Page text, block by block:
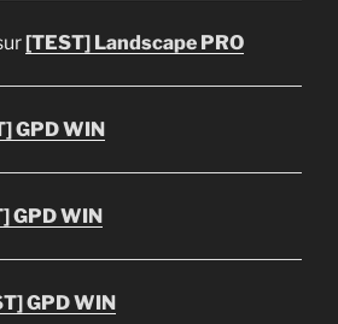
[TEST] Landscape PRO
GPD WIN
GPD WIN
GPD WIN